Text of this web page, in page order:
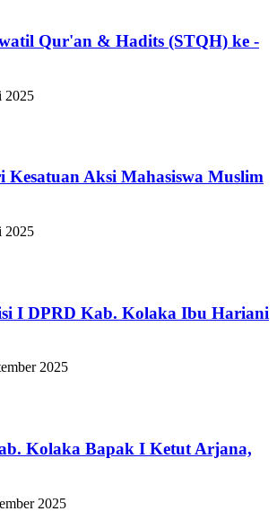
Qur'an & Hadits (STQH) ke -
2025
Kesatuan Aksi Mahasiswa Muslim
2025
I DPRD Kab. Kolaka Ibu Hariani
2025
Kolaka Bapak I Ketut Arjana,
2025